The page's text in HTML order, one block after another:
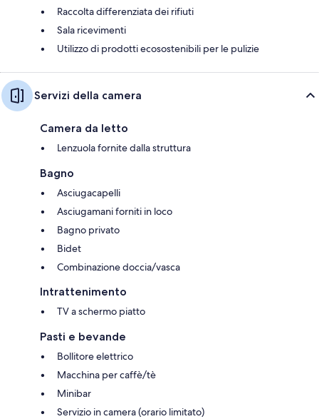
Raccolta differenziata dei rifiuti
Sala ricevimenti
Utilizzo di prodotti ecosostenibili per le pulizie
Servizi della camera
Camera da letto
Lenzuola fornite dalla struttura
Bagno
Asciugacapelli
Asciugamani forniti in loco
Bagno privato
Bidet
Combinazione doccia/vasca
Intrattenimento
TV a schermo piatto
Pasti e bevande
Bollitore elettrico
Macchina per caffè/tè
Minibar
Servizio in camera (orario limitato)